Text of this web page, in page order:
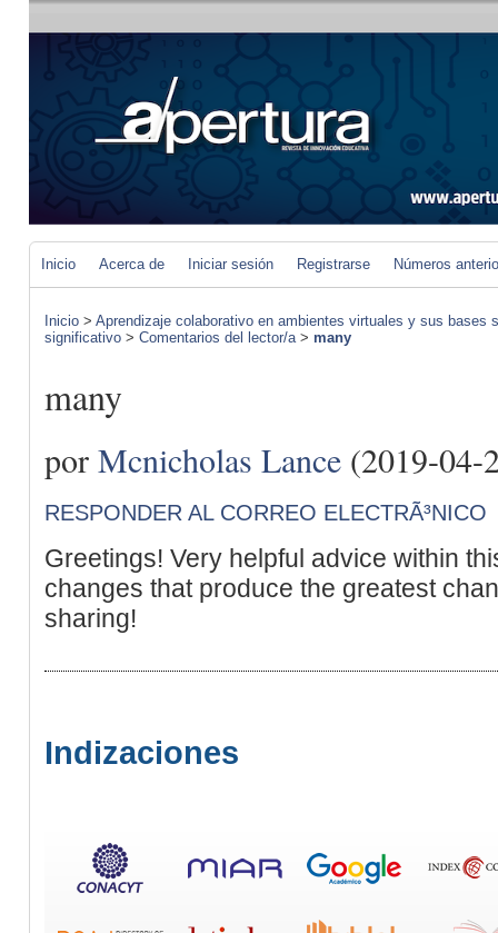
Inicio Acerca de Iniciar sesión Registrarse Números
Inicio > Aprendizaje colaborativo en ambientes virtuales y sus
significativo > Comentarios del lector/a> many
many
por Mcnicholas Lance (2019-04-
RESPONDER AL CORREO ELECTRÃ³NICO
Greetings! Very helpful advice within
changes that produce the greatest
sharing!
Indizaciones